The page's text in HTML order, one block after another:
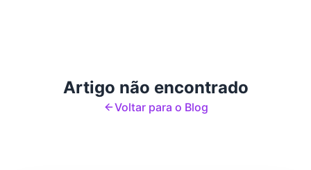
Artigo não encontrado
Voltar para o Blog